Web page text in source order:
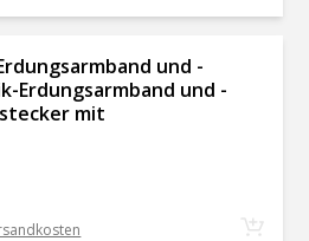
und -
Erdungsarmband und -
mit